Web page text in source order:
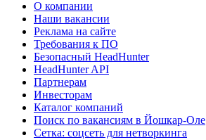
О компании
Наши вакансии
Реклама на сайте
Требования к ПО
Безопасный HeadHunter
HeadHunter API
Партнерам
Инвесторам
Каталог компаний
Поиск по вакансиям в Йошкар-Оле
Сетка: соцсеть для нетворкинга